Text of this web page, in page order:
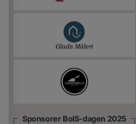
Sponsorer BoIS-dagen 2025